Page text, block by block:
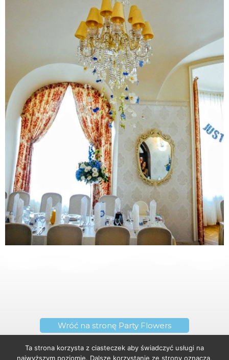
Wróć na stronę Party Flowers
Ta strona korzysta z ciasteczek aby świadczyć usługi na
najwyższym poziomie. Dalsze korzystanie ze strony oznacza,